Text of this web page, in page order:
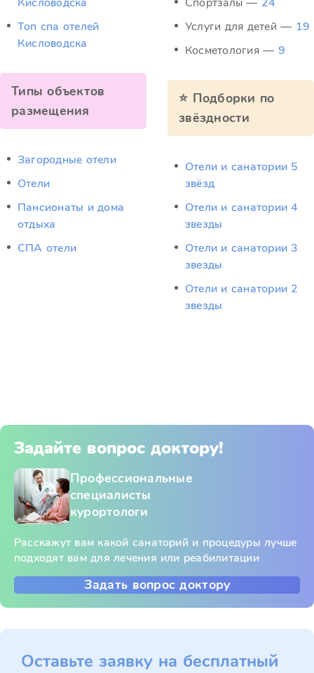
Топ спа отелей
Кисловодска
Типы объектов
размещения
Загородные отели
Отели
Пансионаты и дома
отдыха
СПА отели
Услуги для детей — 19
Косметология — 9
⭐ Подборки по
звёздности
Отели и санатории 5
звёзд
Отели и санатории 4
звезды
Отели и санатории 3
звезды
Отели и санатории 2
звезды
Задайте вопрос доктору!
Профессиональные
специалисты
курортологи
Расскажут вам какой санаторий и процедуры лучше
подходят вам для лечения или реабилитации
Задать вопрос доктору
Оставьте заявку на бесплатный